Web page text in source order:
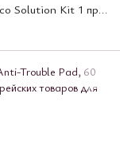
Набор для карбокситерапии Bio Bubble Asco Solution Kit 1 процедура (695819)